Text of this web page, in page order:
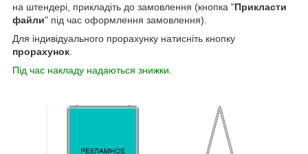
на штендері, прикладіть до замовлення (кнопка "Прикласти
файли" під час оформлення замовлення).
Для індивідуального прорахунку натисніть кнопку
прорахунок
Під час накладу надаються знижки.